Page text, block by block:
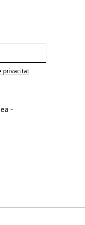
privacitat
-